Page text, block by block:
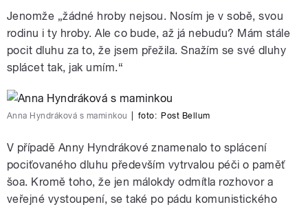
Jenomže „žádné hroby nejsou. Nosím je v sobě, svou
rodinu i ty hroby. Ale co bude, až já nebudu? Mám stále
pocit dluhu za to, že jsem přežila. Snažím se své dluhy
splácet tak, jak umím.“
Anna Hyndráková s maminkou foto: Post Bellum
V případě Anny Hyndrákové znamenalo to splácení
pociťovaného dluhu především vytrvalou péči o paměť
šoa. Kromě toho, že jen málokdy odmítla rozhovor a
veřejné vystoupení, se také po pádu komunistického